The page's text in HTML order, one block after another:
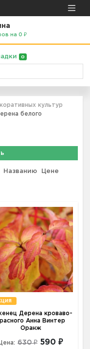
на 0 ₽
0
культур
белого
Названию
Цене
Дерена кроваво-
Анна Винтер
Оранж
Цена: 630 ₽ 590 ₽